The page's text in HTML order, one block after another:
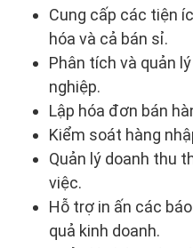
Cung cấp các tiện
hóa và cả bán sỉ.
Phân tích và quản
nghiệp.
Lập hóa đơn bán
Kiểm soát hàng
Quản lý doanh thu
việc.
Hỗ trợ in ấn các
quả kinh doanh.